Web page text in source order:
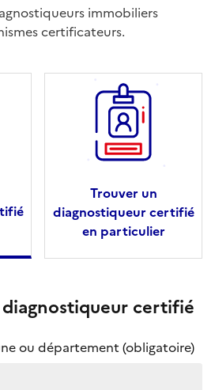
immobiliers
certificateurs.
Trouver un
diagnostiqueur certifié
en particulier
certifié
ou département (obligatoire)